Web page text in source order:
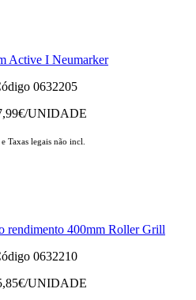
Active I Neumarker
0632205
€/UNIDADE
Taxas legais não incl.
rendimento 400mm Roller Grill
0632210
€/UNIDADE